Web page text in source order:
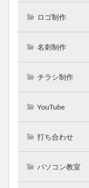
ロゴ制作
名刺制作
チラシ制作
YouTube
打ち合わせ
パソコン教室